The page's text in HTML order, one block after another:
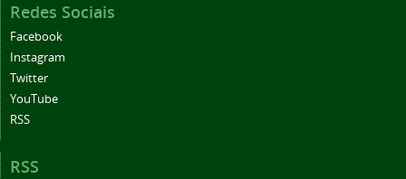
Redes Sociais
Facebook
Instagram
Twitter
YouTube
RSS
RSS